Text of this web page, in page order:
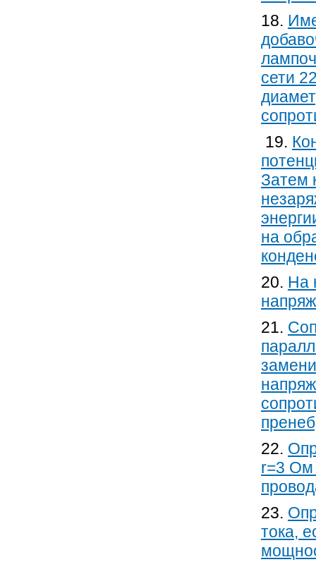
18.
сети
19.
Затем
на
20. На
21.
22.
r=3 Ом
23.
тока,